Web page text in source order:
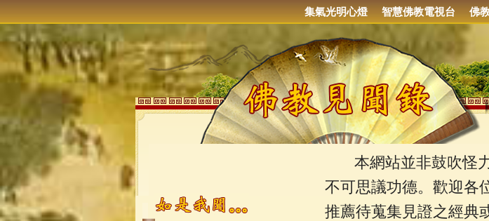
集氣光明心燈 智慧佛教電視台 佛
本網站並非鼓吹怪力
不可思議功德。歡迎各
推薦待蒐集見證之經典